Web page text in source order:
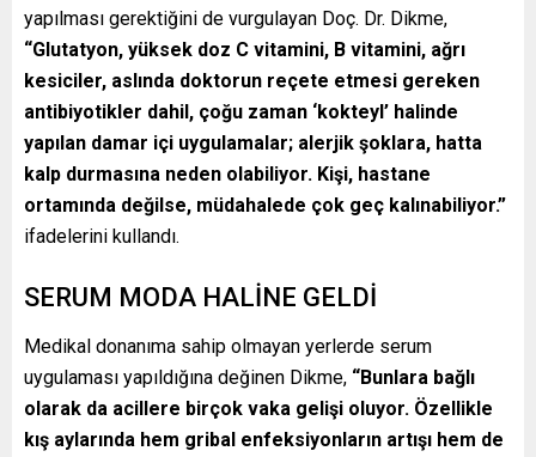
yapılması gerektiğini de vurgulayan Doç. Dr. Dikme,
“Glutatyon, yüksek doz C vitamini, B vitamini, ağrı
kesiciler, aslında doktorun reçete etmesi gereken
antibiyotikler dahil, çoğu zaman ‘kokteyl’ halinde
yapılan damar içi uygulamalar; alerjik şoklara, hatta
kalp durmasına neden olabiliyor. Kişi, hastane
ortamında değilse, müdahalede çok geç kalınabiliyor.”
ifadelerini kullandı.
SERUM MODA HALİNE GELDİ
Medikal donanıma sahip olmayan yerlerde serum
uygulaması yapıldığına değinen Dikme, “Bunlara bağlı
olarak da acillere birçok vaka gelişi oluyor. Özellikle
kış aylarında hem gribal enfeksiyonların artışı hem de